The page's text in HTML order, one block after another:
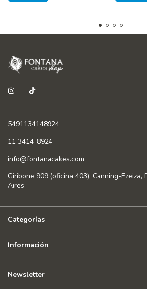
5491134148924
11 3414-8924
info@fontanacakes.com
Giribone 909 (oficina 403), Canning-Ezeiza,
Aires
Categorías
Información
Newsletter